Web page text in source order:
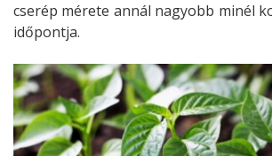
cserép mérete annál nagyobb minél
időpontja.